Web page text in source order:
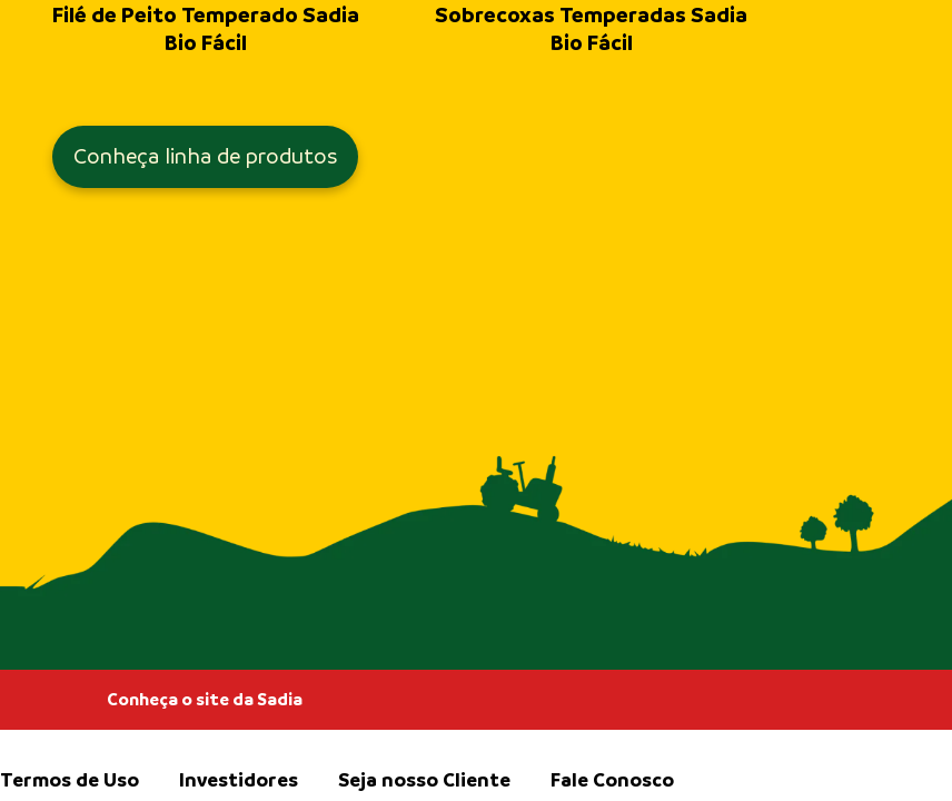
Filé de Peito Temperado Sadia
Bio Fácil
Sobrecoxas Temperadas Sadia
Bio Fácil
Conheça linha de produtos
Conheça o site da Sadia
Termos de Uso Investidores Seja nosso Cliente Fale Conosco